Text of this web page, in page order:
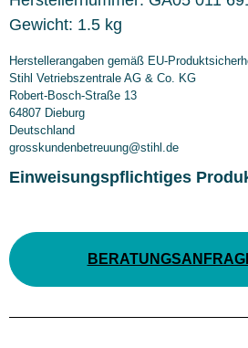
Gewicht: 1.5 kg
Herstellerangaben gemäß EU-
Stihl Vetriebszentrale AG & Co. KG
Robert-Bosch-Straße 13
64807 Dieburg
Deutschland
grosskundenbetreuung@stihl.de
Einweisungspflichtiges